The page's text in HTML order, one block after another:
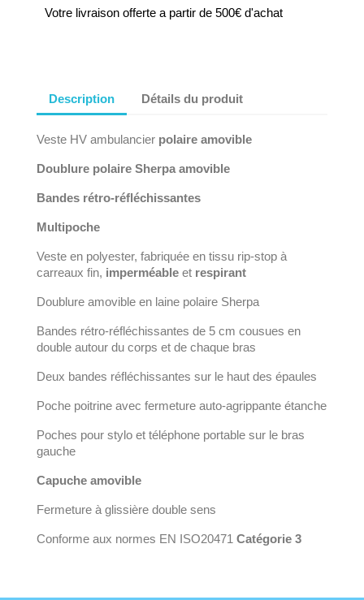
Votre livraison offerte a partir de 500€ d'achat
Description Détails du produit
Veste HV ambulancier polaire amovible
Doublure polaire Sherpa amovible
Bandes rétro-réfléchissantes
Multipoche
Veste en polyester, fabriquée en tissu rip-stop à
carreaux fin, imperméable et respirant
Doublure amovible en laine polaire Sherpa
Bandes rétro-réfléchissantes de 5 cm cousues en
double autour du corps et de chaque bras
Deux bandes réfléchissantes sur le haut des épaules
Poche poitrine avec fermeture auto-agrippante étanche
Poches pour stylo et téléphone portable sur le bras
gauche
Capuche amovible
Fermeture à glissière double sens
Conforme aux normes EN ISO20471 Catégorie 3